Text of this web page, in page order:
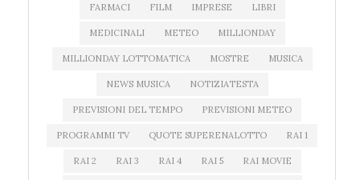
FARMACI FILM IMPRESE LIBRI
MEDICINALI METEO MILLIONDAY
MILLIONDAY LOTTOMATICA MOSTRE MUSICA
NEWS MUSICA NOTIZIATESTA
PREVISIONI DEL TEMPO PREVISIONI METEO
PROGRAMMI TV QUOTE SUPERENALOTTO RAI 1
RAI 2 RAI 3 RAI 4 RAI 5 RAI MOVIE